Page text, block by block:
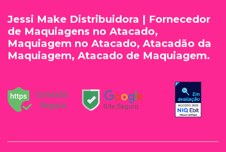
Jessi Make Distribuidora | Fornecedor
de Maquiagens no Atacado,
Maquiagem no Atacado, Atacadão da
Maquiagem, Atacado de Maquiagem.